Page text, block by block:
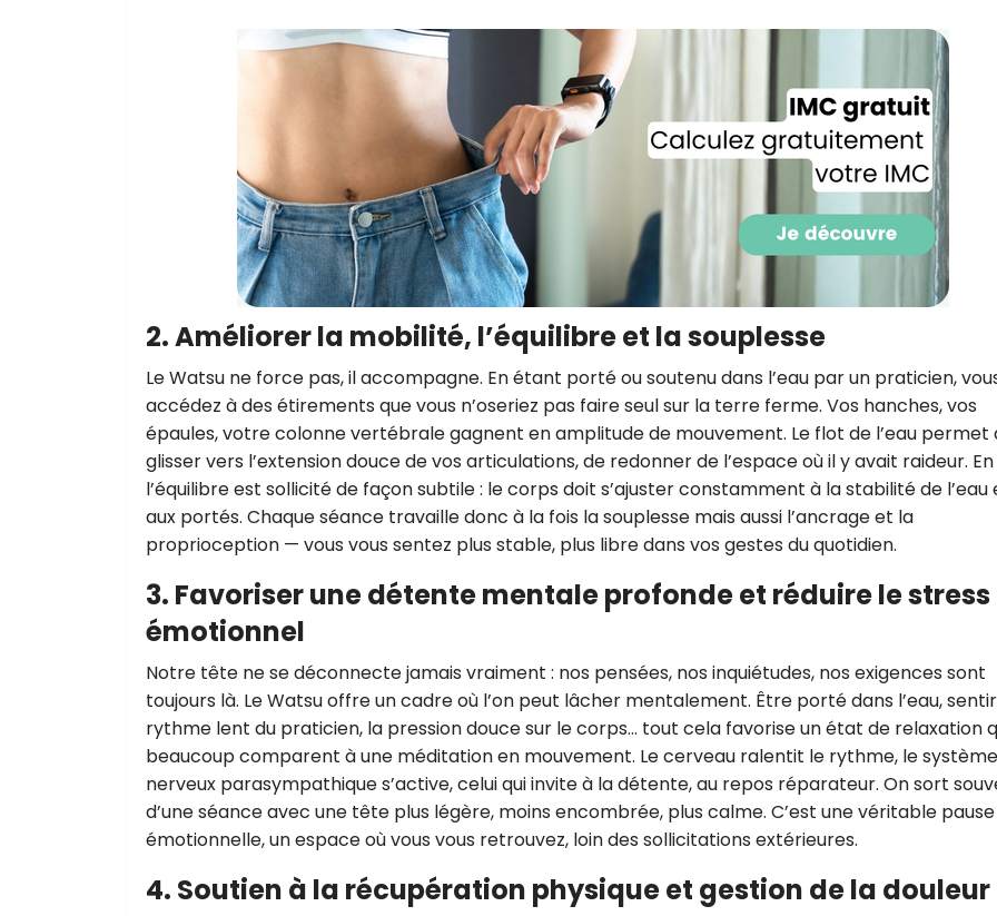
2. Améliorer la mobilité, l’équilibre et la souplesse
Le Watsu ne force pas, il accompagne. En étant porté ou soutenu dans l’eau par un praticien,
accédez à des étirements que vous n’oseriez pas faire seul sur la terre ferme. Vos hanches, vos
épaules, votre colonne vertébrale gagnent en amplitude de mouvement. Le flot de l’eau permet
glisser vers l’extension douce de vos articulations, de redonner de l’espace où il y avait raideur. En
l’équilibre est sollicité de façon subtile : le corps doit s’ajuster constamment à la stabilité de l’eau
aux portés. Chaque séance travaille donc à la fois la souplesse mais aussi l’ancrage et la
proprioception — vous vous sentez plus stable, plus libre dans vos gestes du quotidien.
3. Favoriser une détente mentale profonde et réduire le stress
émotionnel
Notre tête ne se déconnecte jamais vraiment : nos pensées, nos inquiétudes, nos exigences sont
toujours là. Le Watsu offre un cadre où l’on peut lâcher mentalement. Être porté dans l’eau,
rythme lent du praticien, la pression douce sur le corps… tout cela favorise un état de relaxation
beaucoup comparent à une méditation en mouvement. Le cerveau ralentit le rythme, le système
nerveux parasympathique s’active, celui qui invite à la détente, au repos réparateur. On sort
d’une séance avec une tête plus légère, moins encombrée, plus calme. C’est une véritable pause
émotionnelle, un espace où vous vous retrouvez, loin des sollicitations extérieures.
4. Soutien à la récupération physique et gestion de la douleur
Recevez
recettes inédites de
!
Ainsi que la newsletter
CROQ.
Je consens à ce que la société
Prisma Players analyse le taux
des courriels pour mesurer et
performances des campagnes.
pourrons savoir si vous ouvrez les
l'heure à laquelle vous le faites
des informations sur le terminal
utilisez. Pour en savoir plus sur ces
voir notre
politique de
Votre adresse email sera utilisée par Digital Prisma
envoyer votre newsletter contenant des offres
personnalisées. Vous pourrez vous désinscrire en
désabonnement intégré dans la newsletter. Pour en
exercer vos droits, prenez connaissance de notreCharte